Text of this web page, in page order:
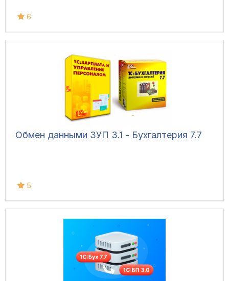
6
Обмен данными ЗУП 3.1 - Бухгалтерия 7.7
5